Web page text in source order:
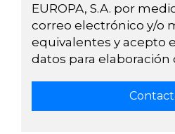
EUROPA, S.A. por
correo electrónico y/o
equivalentes y acepto
datos para elaboración